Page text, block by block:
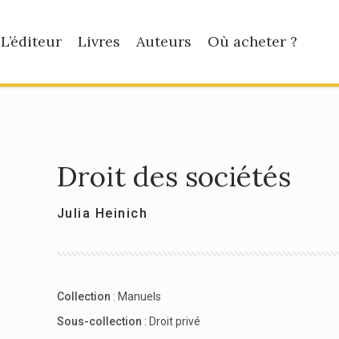
L’éditeur Livres Auteurs Où acheter ?
Droit des sociétés
Julia Heinich
Collection : Manuels
Sous-collection : Droit privé